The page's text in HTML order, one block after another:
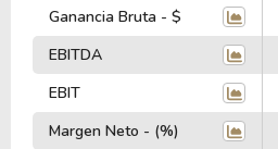
Ganancia Bruta - $
EBITDA
EBIT
Margen Neto - (%)